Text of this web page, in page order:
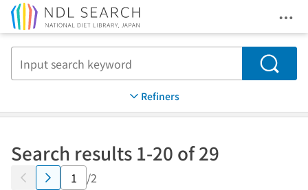
Search
Refiners
Search results 1-20 of 29
/2